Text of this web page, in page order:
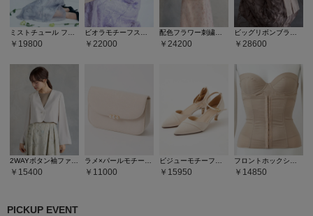
19800 22000 24200 28600
15400 11000 15950 14850
PICKUP EVENT